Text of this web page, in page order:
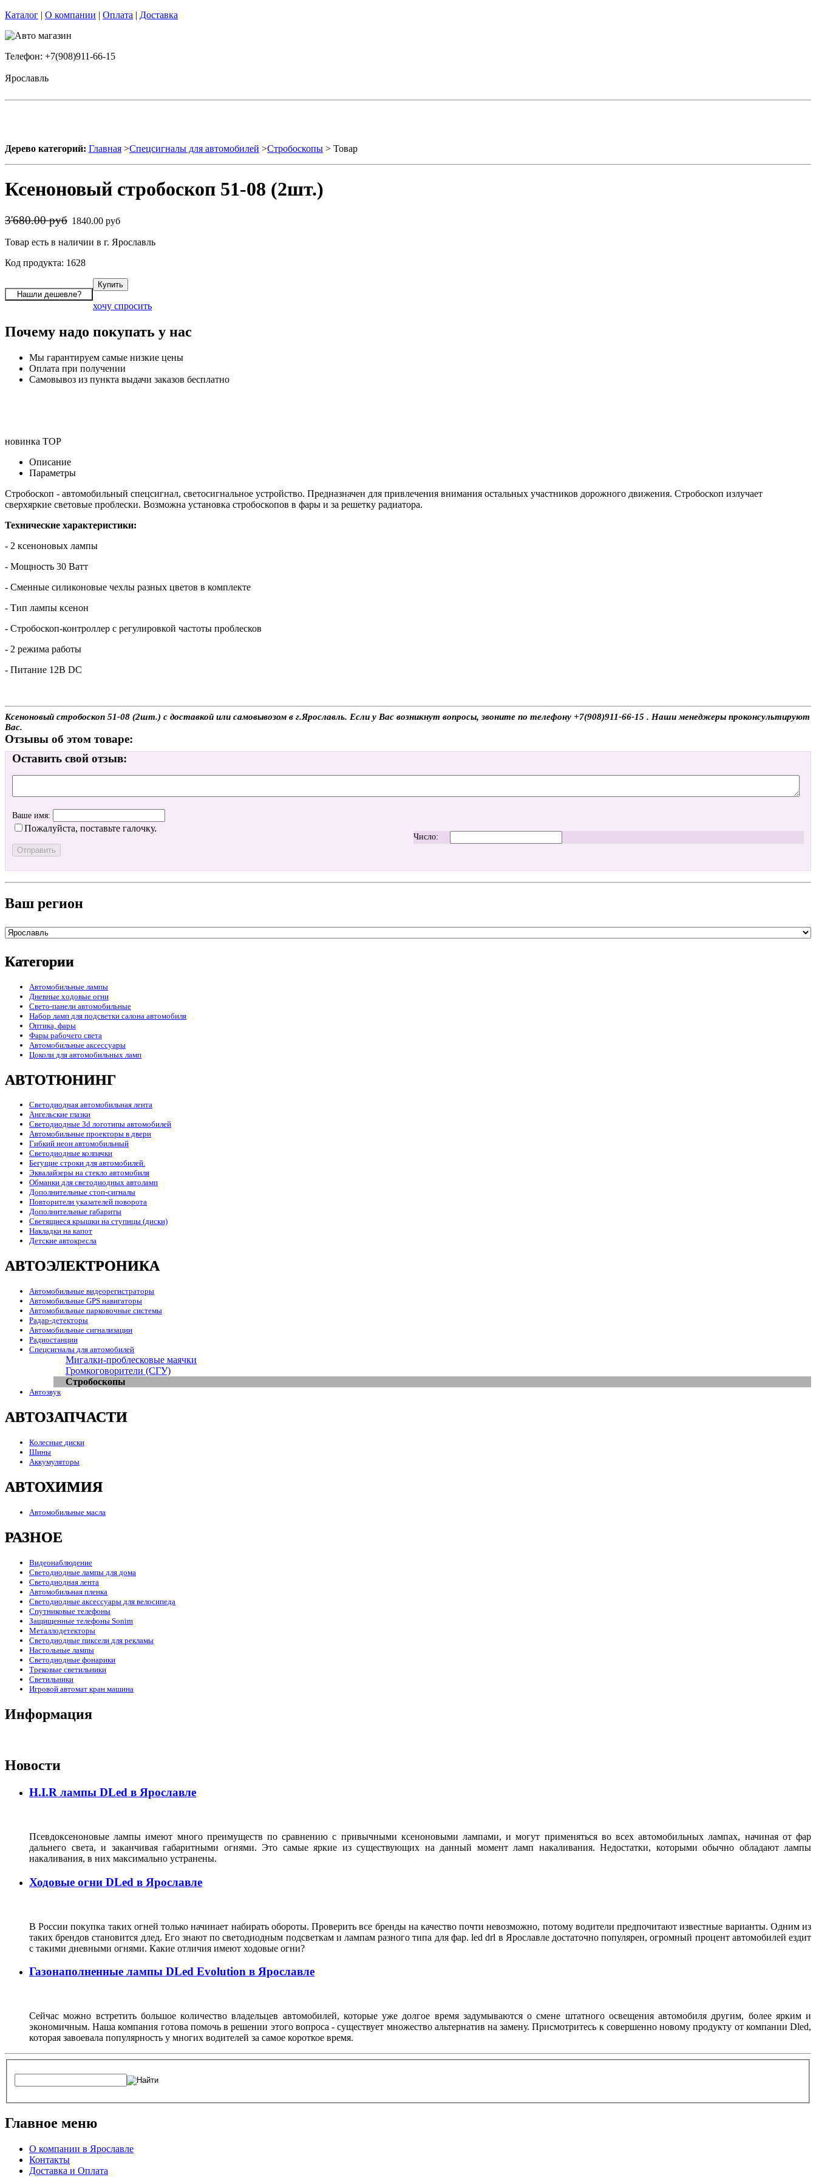
Каталог | О компании | Оплата | Доставка
Телефон: +7(908)911-66-15
Ярославль
Дерево категорий: Главная >Спецсигналы для автомобилей >Стробоскопы > Товар
Ксеноновый стробоскоп 51-08 (2шт.)
3'680.00 руб 1840.00 руб
Товар есть в наличии в г. Ярославль
Код продукта: 1628
хочу спросить
Почему надо покупать у нас
Мы гарантируем самые низкие цены
Оплата при получении
Самовывоз из пункта выдачи заказов бесплатно
новинка TOP
Описание
Параметры
Стробоскоп - автомобильный спецсигнал, светосигнальное устройство. Предназначен для привлечения внимания остальных участников дорожного движения. Стробоскоп излучает
сверхяркие световые проблески. Возможна установка стробоскопов в фары и за решетку радиатора.
Технические характеристики:
- 2 ксеноновых лампы
- Мощность 30 Ватт
- Сменные силиконовые чехлы разных цветов в комплекте
- Тип лампы ксенон
- Стробоскоп-контроллер с регулировкой частоты проблесков
- 2 режима работы
- Питание 12В DC
Ксеноновый стробоскоп 51-08 (2шт.) с доставкой или самовывозом в г.Ярославль. Если у Вас возникнут вопросы, звоните по телефону +7(908)911-66-15 . Наши менеджеры проконсультируют
Вас.
Отзывы об этом товаре:
Оставить свой отзыв:
Ваше имя:
Пожалуйста, поставьте галочку.
Число:
Ваш регион
Категории
Автомобильные лампы
Дневные ходовые огни
Свето-панели автомобильные
Набор ламп для подсветки салона автомобиля
Оптика, фары
Фары рабочего света
Автомобильные аксессуары
Цоколи для автомобильных ламп
АВТОТЮНИНГ
Светодиодная автомобильная лента
Ангельские глазки
Светодиодные 3d логотипы автомобилей
Автомобильные проекторы в двери
Гибкий неон автомобильный
Светодиодные колпачки
Бегущие строки для автомобилей.
Эквалайзеры на стекло автомобиля
Обманки для светодиодных автоламп
Дополнительные стоп-сигналы
Повторители указателей поворота
Дополнительные габариты
Светящиеся крышки на ступицы (диски)
Накладки на капот
Детские автокресла
АВТОЭЛЕКТРОНИКА
Автомобильные видеорегистраторы
Автомобильные GPS навигаторы
Автомобильные парковочные системы
Радар-детекторы
Автомобильные сигнализации
Радиостанции
Спецсигналы для автомобилей
Мигалки-проблесковые маячки
Громкоговорители (СГУ)
Стробоскопы
Автозвук
АВТОЗАПЧАСТИ
Колесные диски
Шины
Аккумуляторы
АВТОХИМИЯ
Автомобильные масла
РАЗНОЕ
Видеонаблюдение
Светодиодные лампы для дома
Светодиодная лента
Автомобильная пленка
Светодиодные аксессуары для велосипеда
Спутниковые телефоны
Защищенные телефоны Sonim
Металлодетекторы
Светодиодные пиксели для рекламы
Настольные лампы
Светодиодные фонарики
Трековые светильники
Светильники
Игровой автомат кран машина
Информация
Новости
H.I.R лампы DLed в Ярославле
Псевдоксеноновые лампы имеют много преимуществ по сравнению с привычными ксеноновыми лампами, и могут применяться во всех автомобильных лампах, начиная от фар
дальнего света, и заканчивая габаритными огнями. Это самые яркие из существующих на данный момент ламп накаливания. Недостатки, которыми обычно обладают лампы
накаливания, в них максимально устранены.
Ходовые огни DLed в Ярославле
В России покупка таких огней только начинает набирать обороты. Проверить все бренды на качество почти невозможно, потому водители предпочитают известные варианты. Одним из
таких брендов становится длед. Его знают по светодиодным подсветкам и лампам разного типа для фар. led drl в Ярославле достаточно популярен, огромный процент автомобилей ездит
с такими дневными огнями. Какие отличия имеют ходовые огни?
Газонаполненные лампы DLed Evolution в Ярославле
Сейчас можно встретить большое количество владельцев автомобилей, которые уже долгое время задумываются о смене штатного освещения автомобиля другим, более ярким и
экономичным. Наша компания готова помочь в решении этого вопроса - существует множество альтернатив на замену. Присмотритесь к совершенно новому продукту от компании Dled,
которая завоевала популярность у многих водителей за самое короткое время.
Главное меню
О компании в Ярославле
Контакты
Доставка и Оплата